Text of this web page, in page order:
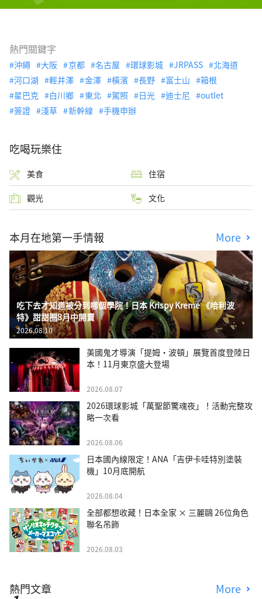
熱門關鍵字
沖繩 大阪 京都 名古屋 環球影城 JRPASS
北海道
河口湖
輕井澤 金澤 橫濱 長野 富士山
箱根
星巴克
白川鄉 東北 駕照 日光 迪士尼
outlet
簽證
淺草 新幹線 手機申辦
吃喝玩樂住
美食 住宿
觀光 文化
本月在地第一手情報 More
吃下去才知道被分到哪個學院！日本 Krispy Kreme 《哈利波
特》甜甜圈8月中開賣
2026.08.10
美國鬼才導演「提姆・波頓」展覽首度登陸日
本！11月東京盛大登場
2026.08.07
2026環球影城「萬聖節驚魂夜」！活動完整攻
略一次看
2026.08.06
日本國內線限定！ANA「吉伊卡哇特別塗裝
機」10月底開航
2026.08.04
全部都想收藏！日本全家 × 三麗鷗 26位角色
聯名吊飾
2026.08.03
熱門文章 More